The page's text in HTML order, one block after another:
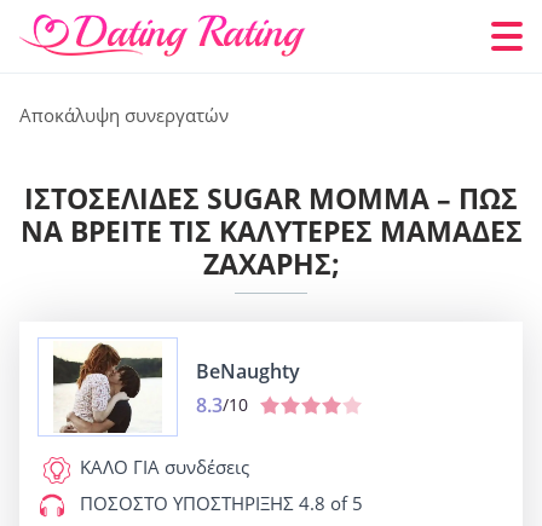
Αποκάλυψη συνεργατών
ΙΣΤΟΣΕΛΊΔΕΣ SUGAR MOMMA – ΠΏΣ
ΝΑ ΒΡΕΊΤΕ ΤΙΣ ΚΑΛΎΤΕΡΕΣ ΜΑΜΆΔΕΣ
ΖΆΧΑΡΗΣ;
BeNaughty
8.3/10
ΚΑΛΟ ΓΙΑ συνδέσεις
ΠΟΣΟΣΤΟ ΥΠΟΣΤΗΡΙΞΗΣ 4.8 of 5